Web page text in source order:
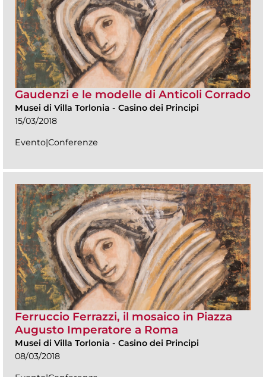
Gaudenzi e le modelle di Anticoli Corrado
Musei di Villa Torlonia - Casino dei Principi
15/03/2018
Evento|Conferenze
Ferruccio Ferrazzi, il mosaico in Piazza
Augusto Imperatore a Roma
Musei di Villa Torlonia - Casino dei Principi
08/03/2018